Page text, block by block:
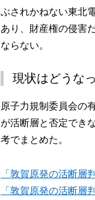
ぶされかねない東北
あり、財産権の侵害
ならない。
現状はどうな
原子力規制委員会の
が活断層と否定でき
考でまとめた。
「敦賀原発の活断層
「敦賀原発の活断層